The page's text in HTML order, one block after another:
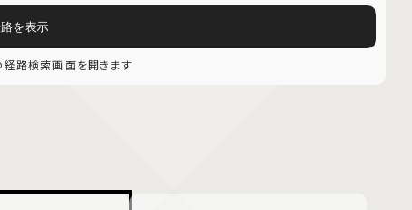
を表示
路検索画面を開きます